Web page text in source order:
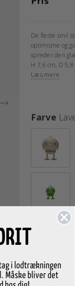
De fleste smil
optimisme og
spreder den
H 7,6 cm, D 5,8
Læs mere
Farve
i lodtrækningen
Måske bliver det